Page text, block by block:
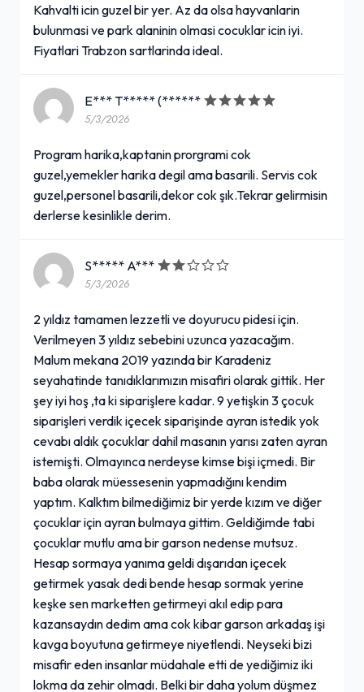
Kahvalti icin guzel bir yer. Az da olsa hayvanlarin
bulunmasi ve park alaninin olmasi cocuklar icin iyi.
Fiyatlari Trabzon sartlarinda ideal.
E*** T***** (******
5/3/2026
Program harika,kaptanin prorgrami cok
guzel,yemekler harika degil ama basarili. Servis cok
guzel,personel basarili,dekor cok şık.Tekrar gelirmisin
derlerse kesinlikle derim.
S***** A***
5/3/2026
2 yıldız tamamen lezzetli ve doyurucu pidesi için.
Verilmeyen 3 yıldız sebebini uzunca yazacağım.
Malum mekana 2019 yazında bir Karadeniz
seyahatinde tanıdıklarımızın misafiri olarak gittik. Her
şey iyi hoş ,ta ki siparişlere kadar. 9 yetişkin 3 çocuk
siparişleri verdik içecek siparişinde ayran istedik yok
cevabı aldık çocuklar dahil masanın yarısı zaten ayran
istemişti. Olmayınca nerdeyse kimse bişi içmedi. Bir
baba olarak müessesenin yapmadığını kendim
yaptım. Kalktım bilmediğimiz bir yerde kızım ve diğer
çocuklar için ayran bulmaya gittim. Geldiğimde tabi
çocuklar mutlu ama bir garson nedense mutsuz.
Hesap sormaya yanıma geldi dışarıdan içecek
getirmek yasak dedi bende hesap sormak yerine
keşke sen marketten getirmeyi akıl edip para
kazansaydın dedim ama cok kibar garson arkadaş işi
kavga boyutuna getirmeye niyetlendi. Neyseki bizi
misafir eden insanlar müdahale etti de yediğimiz iki
lokma da zehir olmadı. Belki bir daha yolum düşmez